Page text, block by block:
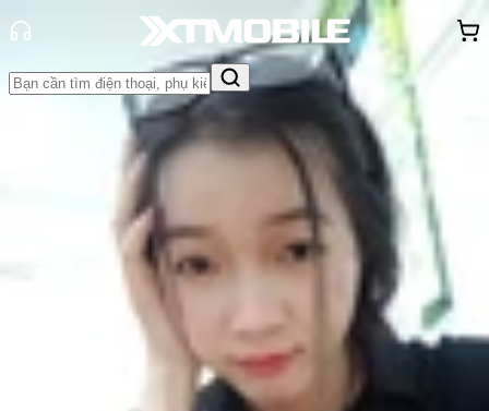
Trang chủ
Khuyến mãi
Đánh Giá - Trên Tay So SánhTư vấn
Khuyến
Thủ thuậtHỏi đápApp - GameThông báo
Khách
hàng - Sự kiện
Mừng sinh nhật 50 Trần Quang
Khải: Tặng thêm PHM đến 200K,
phụ kiện giảm 59%